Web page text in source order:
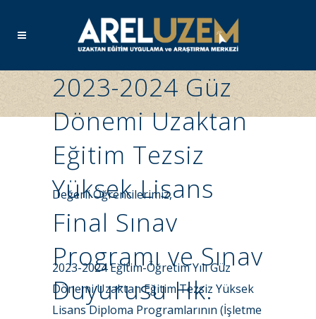
2023-2024 Güz
Dönemi Uzaktan
Eğitim Tezsiz
Yüksek Lisans
Final Sınav
Programı ve Sınav
Duyurusu Hk.
Değerli Öğrencilerimiz,
2023-2024 Eğitim-Öğretim Yılı Güz
Dönemi Uzaktan Eğitim Tezsiz Yüksek
Lisans Diploma Programlarının (İşletme